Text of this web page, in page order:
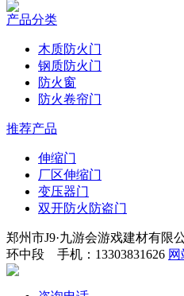
产品分类
木质防火门
钢质防火门
防火窗
防火卷帘门
推荐产品
伸缩门
厂区伸缩门
变压器门
双开防火防盗门
郑州市J9·九游会游戏建材有限
环中段 手机：13303831626 网